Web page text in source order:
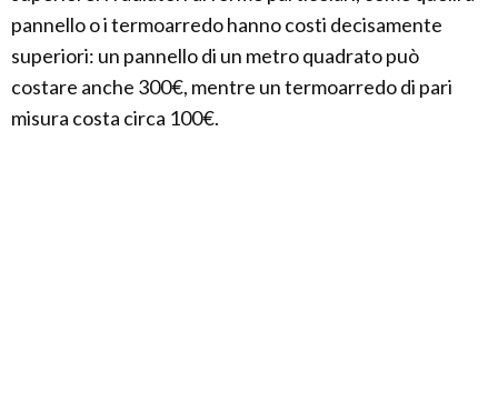
pannello o i termoarredo hanno costi decisamente
superiori: un pannello di un metro quadrato può
costare anche 300€, mentre un termoarredo di pari
misura costa circa 100€.